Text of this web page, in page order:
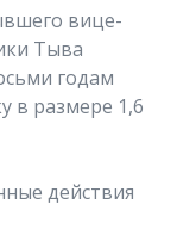
вице-
Тыва
годам
в размере 1,6
действия